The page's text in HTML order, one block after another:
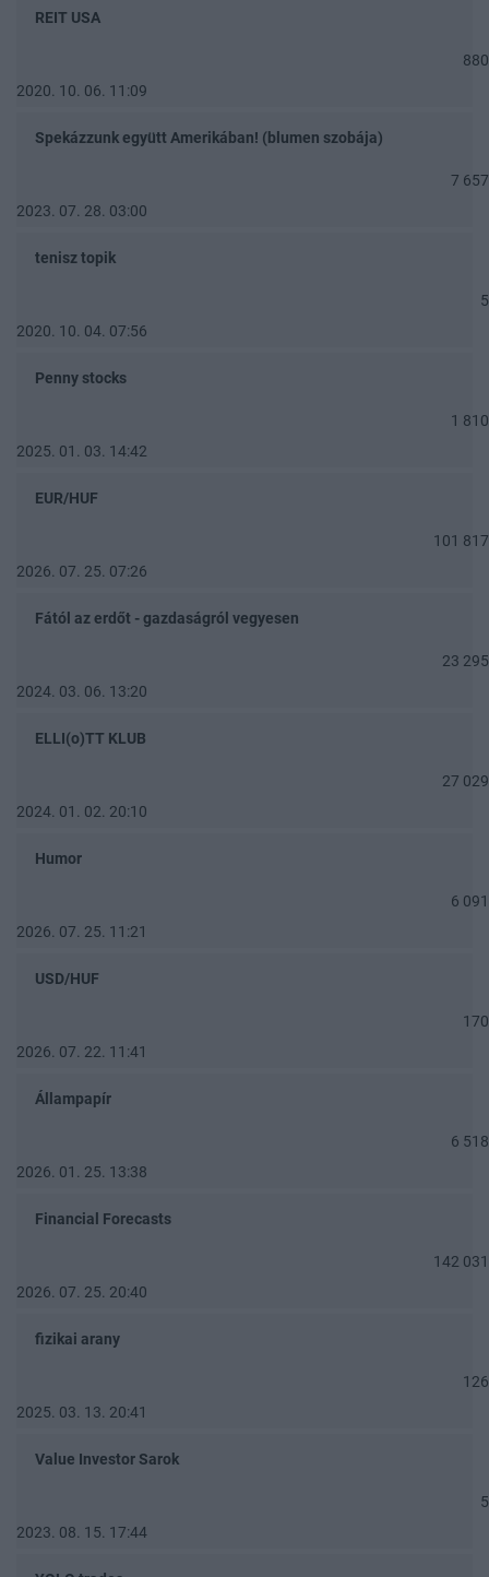
REIT USA
880
2020. 10. 06. 11:09
Spekázzunk együtt Amerikában! (blumen szobája)
7 657
2023. 07. 28. 03:00
tenisz topik
5
2020. 10. 04. 07:56
Penny stocks
1 810
2025. 01. 03. 14:42
EUR/HUF
101 817
2026. 07. 25. 07:26
Fától az erdőt - gazdaságról vegyesen
23 295
2024. 03. 06. 13:20
ELLI(o)TT KLUB
27 029
2024. 01. 02. 20:10
Humor
6 091
2026. 07. 25. 11:21
USD/HUF
170
2026. 07. 22. 11:41
Állampapír
6 518
2026. 01. 25. 13:38
Financial Forecasts
142 031
2026. 07. 25. 20:40
fizikai arany
126
2025. 03. 13. 20:41
Value Investor Sarok
5
2023. 08. 15. 17:44